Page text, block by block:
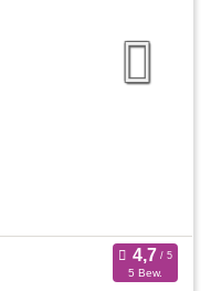
5 Bew.